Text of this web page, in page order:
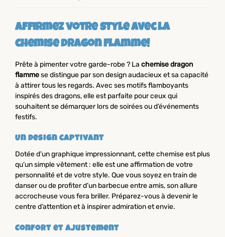
Affirmez votre style avec la
chemise dragon flamme!
Prête à pimenter votre garde-robe ? La chemise dragon
flammese distingue par son design audacieux et sa capacité
à attirer tous les regards. Avec ses motifs flamboyants
inspirés des dragons, elle est parfaite pour ceux qui
souhaitent se démarquer lors de soirées ou d’événements
festifs.
Un design captivant
Dotée d’un graphique impressionnant, cette chemise est plus
qu’un simple vêtement : elle est une affirmation de votre
personnalité et de votre style. Que vous soyez en train de
danser ou de profiter d’un barbecue entre amis, son allure
accrocheuse vous fera briller. Préparez-vous à devenir le
centre d’attention et à inspirer admiration et envie.
Confort et ajustement